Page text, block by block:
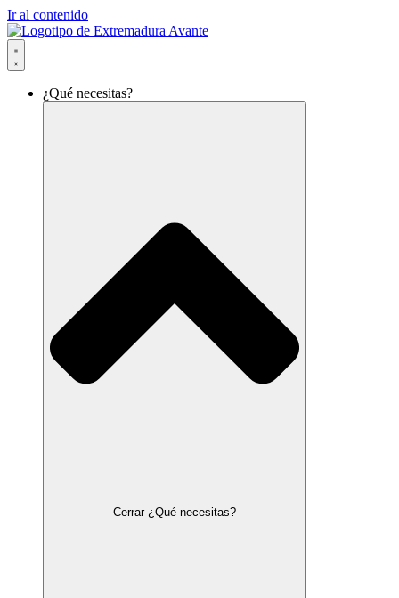
Ir al contenido
¿Qué necesitas?
Cerrar ¿Qué necesitas?